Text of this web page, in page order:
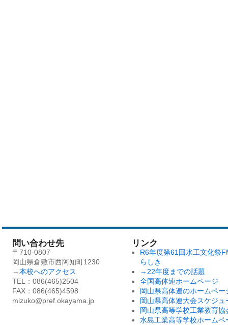
問い合わせ先
〒710-0807
岡山県倉敷市西阿知町1230
→本校へのアクセス
TEL：086(465)2504
FAX：086(465)4598
mizuko@pref.okayama.jp
リンク
R6年度第61回水工文化祭
らしき
→22年度までの話題
全国高体連ホームページ
岡山県高体連のホームペー
岡山県高体連大会スケジュ
岡山県高等学校工業教育協
水島工業高等学校ホームペ